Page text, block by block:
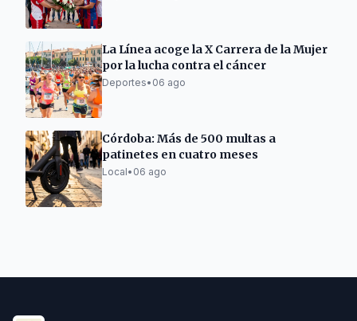
La Línea acoge la X Carrera de la Mujer
por la lucha contra el cáncer
Deportes• 06 ago
Córdoba: Más de 500 multas a
patinetes en cuatro meses
Local• 06 ago